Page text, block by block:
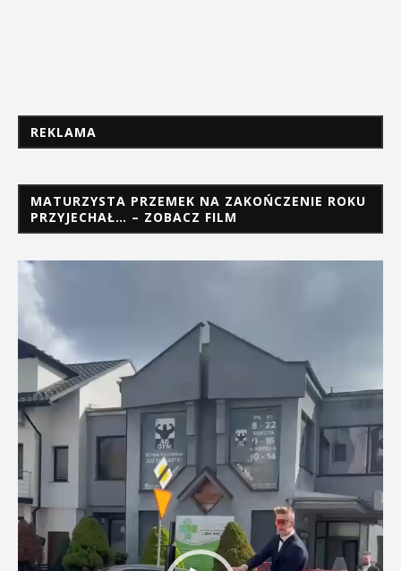
REKLAMA
MATURZYSTA PRZEMEK NA ZAKOŃCZENIE ROKU
PRZYJECHAŁ… – ZOBACZ FILM
Odtwarzacz